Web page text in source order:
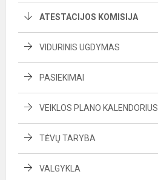
ATESTACIJOS KOMISIJA
VIDURINIS UGDYMAS
PASIEKIMAI
VEIKLOS PLANO KALENDORIUS
TĖVŲ TARYBA
VALGYKLA